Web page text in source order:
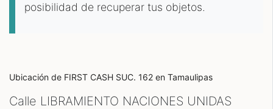
posibilidad de recuperar tus objetos.
Ubicación de FIRST CASH SUC. 162 en Tamaulipas
Calle LIBRAMIENTO NACIONES UNIDAS